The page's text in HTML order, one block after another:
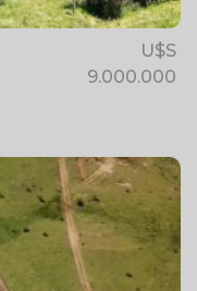
U$S
9.000.000